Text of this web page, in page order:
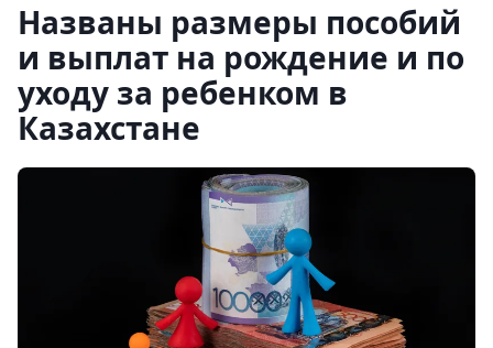
Названы размеры пособий
и выплат на рождение и по
уходу за ребенком в
Казахстане